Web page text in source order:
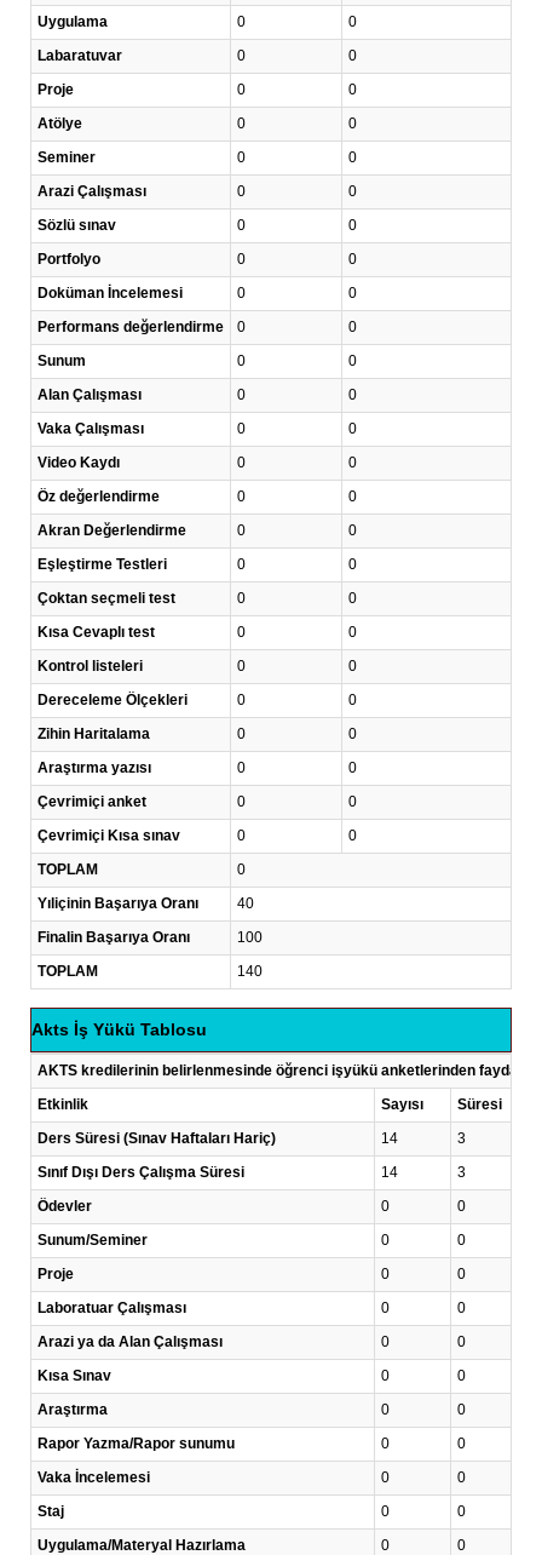
Uygulama 0
0
Labaratuvar
0
0
Proje
0
0
Atölye
0
0
Seminer
0
0
Arazi Çalışması
0
0
Sözlü sınav
0
0
Portfolyo
0
0
Doküman İncelemesi
0
0
Performans değerlendirme
0
0
Sunum
0
0
Alan Çalışması
0
0
Vaka Çalışması
0
0
Video Kaydı
0
0
Öz değerlendirme
0
0
Akran Değerlendirme
0
0
Eşleştirme Testleri
0
0
Çoktan seçmeli test
0
0
Kısa Cevaplı test
0
0
Kontrol listeleri
0
0
Dereceleme Ölçekleri
0
0
Zihin Haritalama
0
0
Araştırma yazısı
0
0
Çevrimiçi anket
0
0
Çevrimiçi Kısa sınav
0
0
TOPLAM
0
Yıliçinin Başarıya Oranı
40
Finalin Başarıya Oranı
100
TOPLAM
140
Akts İş Yükü Tablosu
AKTS kredilerinin belirlenmesinde öğrenci işyükü anketlerinden
Etkinlik
Sayısı Süresi
Ders Süresi (Sınav Haftaları Hariç)
14 3
Sınıf Dışı Ders Çalışma Süresi
14 3
Ödevler
0 0
Sunum/Seminer
0 0
Proje
0 0
Laboratuar Çalışması
0 0
Arazi ya da Alan Çalışması
0 0
Kısa Sınav
0 0
Araştırma
0 0
Rapor Yazma/Rapor sunumu
0 0
Vaka İncelemesi
0 0
Staj
0 0
Uygulama/Materyal Hazırlama
0 0